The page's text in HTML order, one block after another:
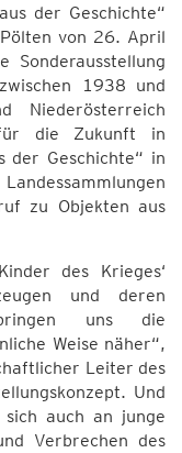
der Geschichte“
von 26. April
1938 und
für die Zukunft in
der Geschichte“ in
zu Objekten aus
des Krieges‘
und deren
bringen uns die
Weise näher“,
Leiter des
Und
auch an junge
Verbrechen des